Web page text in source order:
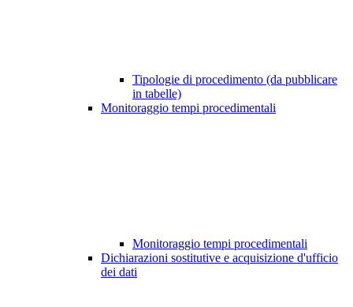
Tipologie di procedimento (da pubblicare
in tabelle)
Monitoraggio tempi procedimentali
Monitoraggio tempi procedimentali
Dichiarazioni sostitutive e acquisizione d'ufficio
dei dati